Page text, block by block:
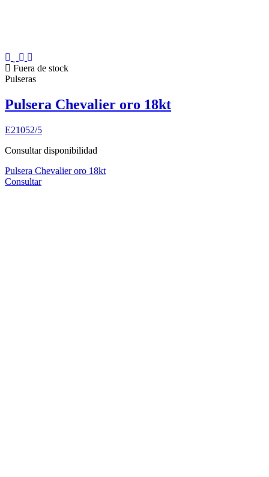
Fuera de stock
Pulseras
Pulsera Chevalier oro 18kt
E21052/5
Consultar disponibilidad
Pulsera Chevalier oro 18kt
Consultar